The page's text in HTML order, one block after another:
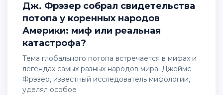
Дж. Фрэзер собрал свидетельства
потопа у коренных народов
Америки: миф или реальная
катастрофа?
Тема глобального потопа встречается в мифах и
легендах самых разных народов мира. Джеймс
Фрэзер, известный исследователь мифологии,
уделял особое